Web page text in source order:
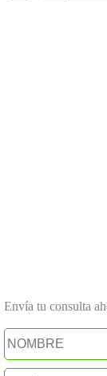
Envía tu consulta